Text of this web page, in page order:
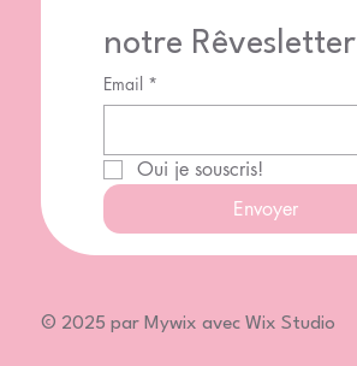
notre Rêvesletter
Email *
Oui je souscris!
Envoyer
© 2025 par Mywix avec Wix Studio